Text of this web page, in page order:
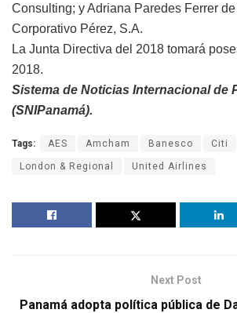
Consulting; y Adriana Paredes Ferrer
Corporativo Pérez, S.A.
La Junta Directiva del 2018 tomará
2018.
Sistema de Noticias Internacional de
(SNIPanamá).
Tags: AES Amcham Banesco Citi
London & Regional United Airlines
Next Post
Panamá adopta política pública de